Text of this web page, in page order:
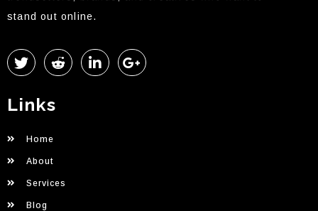
stand out online.
Links
Home
About
Services
Blog